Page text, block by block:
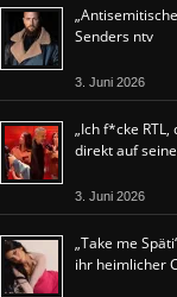
Senders ntv
3. Juni 2026
„Ich f*cke
direkt auf
3. Juni 2026
„Take me
ihr heimlicher